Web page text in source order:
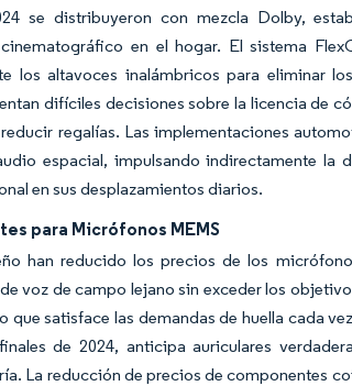
se distribuyeron con mezcla Dolby,
en el hogar. El sistema
los altavoces inalámbricos para eliminar
difíciles decisiones sobre la licencia de
regalías. Las implementaciones
espacial, impulsando indirectamente la
en sus desplazamientos diarios.
para Micrófonos MEMS
han reducido los precios de los
voz de campo lejano sin exceder los
satisface las demandas de huella cada
de 2024, anticipa auriculares
La reducción de precios de componentes